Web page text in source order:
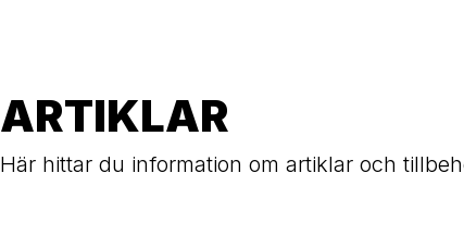
ARTIKLAR
Här hittar du information om artiklar och